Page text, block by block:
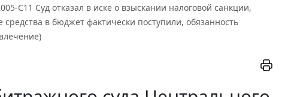
С11 Суд отказал в иске о взыскании налоговой санкции,
в бюджет фактически поступили, обязанность